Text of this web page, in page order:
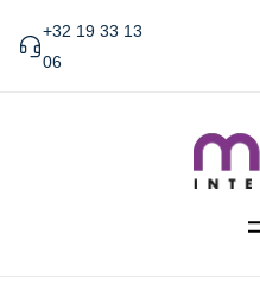
+32 19 33 13
06